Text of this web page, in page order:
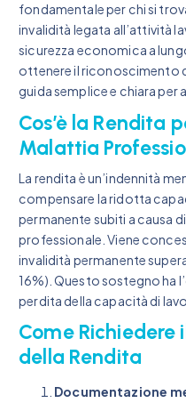
fondamentale per chi si
invalidità legata all’attività
sicurezza economica a
ottenere il riconoscimento
guida semplice e chiara per
Cos’è la Rendita
Malattia
La rendita è un’indennità
compensare la ridotta
permanente subiti a causa
professionale. Viene
invalidità permanente
16%). Questo sostegno ha
perdita della capacità di
Come Richiedere
della Rendita
Documentazione